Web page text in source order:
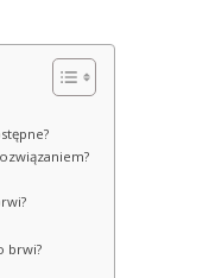
brwi?